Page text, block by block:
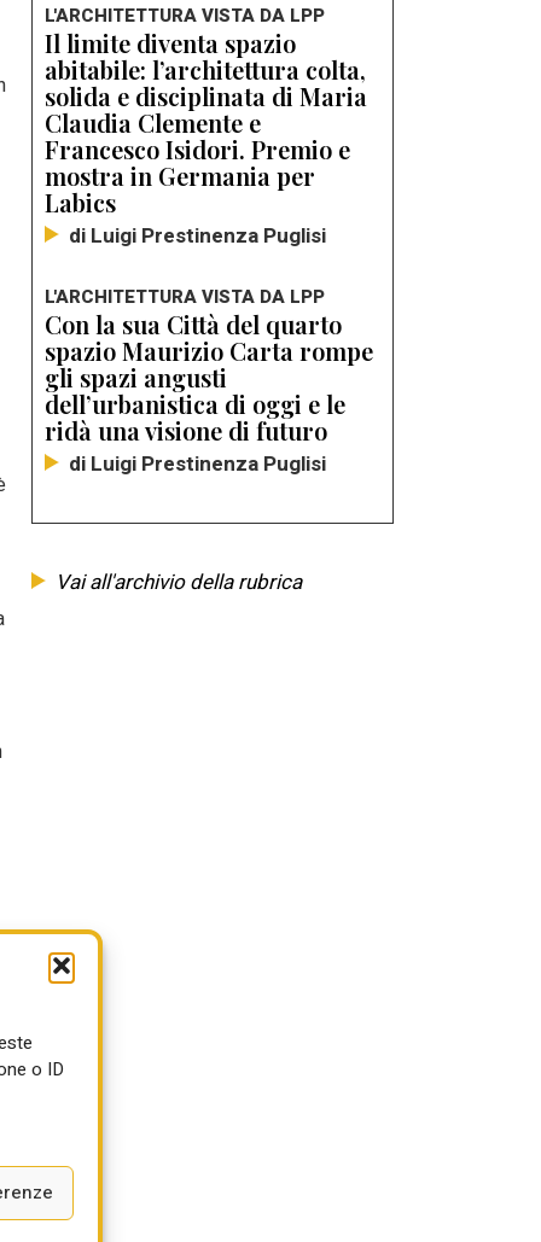
o ID
L'ARCHITETTURA VISTA DA LPP
Il limite diventa spazio
abitabile: l’architettura colta,
solida e disciplinata di Maria
Claudia Clemente e
Francesco Isidori. Premio e
mostra in Germania per
Labics
di Luigi Prestinenza Puglisi
L'ARCHITETTURA VISTA DA LPP
Con la sua Città del quarto
spazio Maurizio Carta rompe
gli spazi angusti
dell’urbanistica di oggi e le
ridà una visione di futuro
di Luigi Prestinenza Puglisi
Vai all'archivio della rubrica